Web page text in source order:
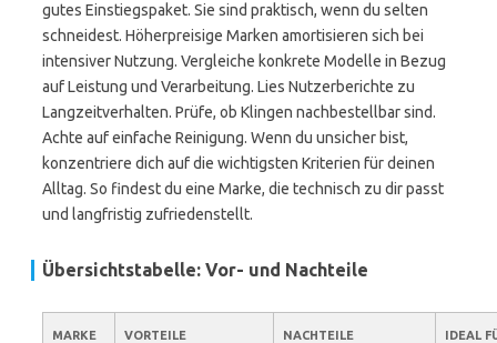
gutes Einstiegspaket. Sie sind praktisch, wenn du selten
schneidest. Höherpreisige Marken amortisieren sich bei
intensiver Nutzung. Vergleiche konkrete Modelle in Bezug
auf Leistung und Verarbeitung. Lies Nutzerberichte zu
Langzeitverhalten. Prüfe, ob Klingen nachbestellbar sind.
Achte auf einfache Reinigung. Wenn du unsicher bist,
konzentriere dich auf die wichtigsten Kriterien für deinen
Alltag. So findest du eine Marke, die technisch zu dir passt
und langfristig zufriedenstellt.
Übersichtstabelle: Vor- und Nachteile
MARKE VORTEILE NACHTEILE IDEAL